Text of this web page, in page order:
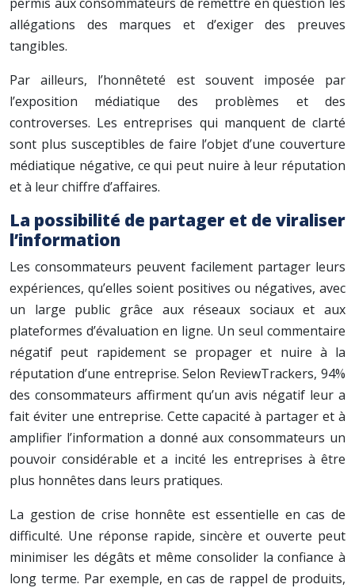
allégations des marques et d’exiger des preuves
tangibles.
Par ailleurs, l’honnêteté est souvent imposée par
l’exposition médiatique des problèmes et des
controverses. Les entreprises qui manquent de clarté
sont plus susceptibles de faire l’objet d’une couverture
médiatique négative, ce qui peut nuire à leur réputation
et à leur chiffre d’affaires.
La possibilité de partager et de viraliser
l’information
Les consommateurs peuvent facilement partager leurs
expériences, qu’elles soient positives ou négatives, avec
un large public grâce aux réseaux sociaux et aux
plateformes d’évaluation en ligne. Un seul commentaire
négatif peut rapidement se propager et nuire à la
réputation d’une entreprise. Selon ReviewTrackers, 94%
des consommateurs affirment qu’un avis négatif leur a
fait éviter une entreprise. Cette capacité à partager et à
amplifier l’information a donné aux consommateurs un
pouvoir considérable et a incité les entreprises à être
plus honnêtes dans leurs pratiques.
La gestion de crise honnête est essentielle en cas de
difficulté. Une réponse rapide, sincère et ouverte peut
minimiser les dégâts et même consolider la confiance à
long terme. Par exemple, en cas de rappel de produits,